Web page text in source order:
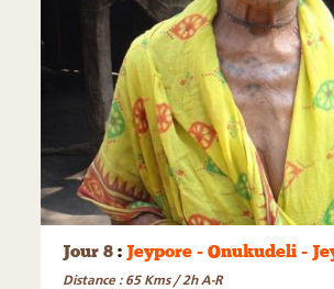
Jour 8 : Jeypore - Onukudeli -
Distance : 65 Kms / 2h A-R